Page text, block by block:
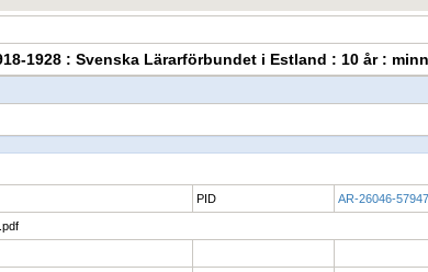
1928 : Svenska Lärarförbundet i Estland : 10 år :
PID AR-26046-